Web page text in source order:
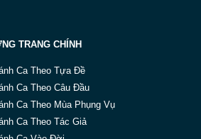
TRANG CHÍNH
Ca Theo Tựa Đề
Ca Theo Câu Đầu
Ca Theo Mùa Phụng Vụ
Ca Theo Tác Giả